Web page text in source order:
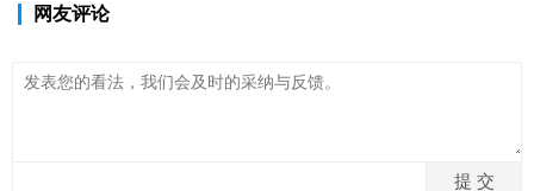
网友评论